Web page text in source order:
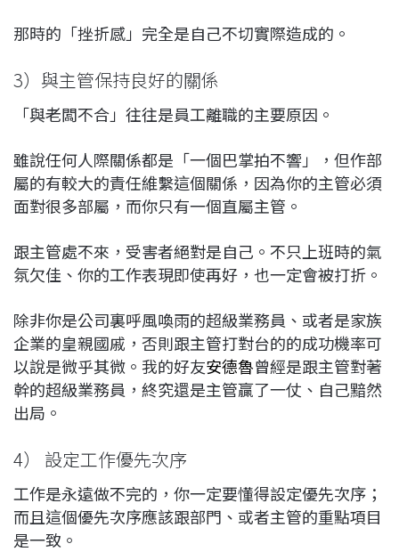
那時的「挫折感」完全是自己不切實際造成的。
3）與主管保持良好的關係
「與老闆不合」往往是員工離職的主要原因。
雖說任何人際關係都是「一個巴掌拍不響」，但作部
屬的有較大的責任維繫這個關係，因為你的主管必須
面對很多部屬，而你只有一個直屬主管。
跟主管處不來，受害者絕對是自己。不只上班時的氣
氛欠佳、你的工作表現即使再好，也一定會被打折。
除非你是公司裏呼風喚雨的超級業務員、或者是家族
企業的皇親國戚，否則跟主管打對台的的成功機率可
以說是微乎其微。我的好友安德魯曾經是跟主管對著
幹的超級業務員，終究還是主管贏了一仗、自己黯然
出局。
4） 設定工作優先次序
工作是永遠做不完的，你一定要懂得設定優先次序；
而且這個優先次序應該跟部門、或者主管的重點項目
是一致。